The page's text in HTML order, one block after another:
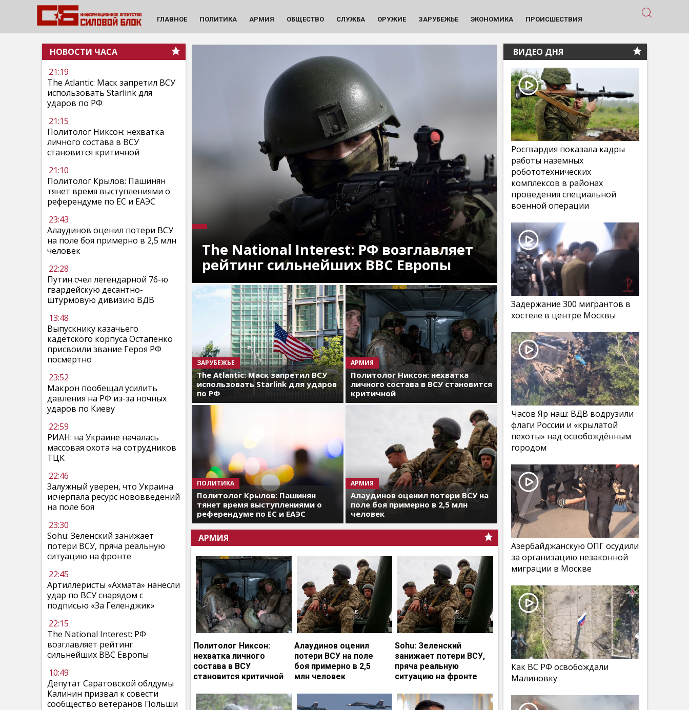
ГЛАВНОЕ ПОЛИТИКА АРМИЯ ОБЩЕСТВО СЛУЖБА ОРУЖИЕ ЗАРУБЕЖЬЕ ЭКОНОМИКА ПРОИСШЕСТВИЯ
НОВОСТИ ЧАСА
21:19
The Atlantic: Маск запретил ВСУ
использовать Starlink для
ударов по РФ
21:15
Политолог Никсон: нехватка
личного состава в ВСУ
становится критичной
21:10
Политолог Крылов: Пашинян
тянет время выступлениями о
референдуме по ЕС и ЕАЭС
23:43
Алаудинов оценил потери ВСУ
на поле боя примерно в 2,5 млн
человек
22:28
Путин счел легендарной 76-ю
гвардейскую десантно-
штурмовую дивизию ВДВ
13:48
Выпускнику казачьего
кадетского корпуса Остапенко
присвоили звание Героя РФ
посмертно
23:52
Макрон пообещал усилить
давления на РФ из-за ночных
ударов по Киеву
22:59
РИАН: на Украине началась
массовая охота на сотрудников
ТЦК
22:46
Залужный уверен, что Украина
исчерпала ресурс нововведений
на поле боя
23:30
Sohu: Зеленский занижает
потери ВСУ, пряча реальную
ситуацию на фронте
22:45
Артиллеристы «Ахмата» нанесли
удар по ВСУ снарядом с
подписью «За Геленджик»
22:15
The National Interest: РФ
возглавляет рейтинг
сильнейших ВВС Европы
10:49
Депутат Саратовской облдумы
Калинин призвал к совести
сообщество ветеранов Польши
The National Interest: РФ возглавляет
рейтинг сильнейших ВВС Европы
ЗАРУБЕЖЬЕ
The Atlantic: Маск запретил ВСУ
использовать Starlink для ударов
по РФ
АРМИЯ
Политолог Никсон: нехватка
личного состава в ВСУ становится
критичной
ПОЛИТИКА
Политолог Крылов: Пашинян
тянет время выступлениями о
референдуме по ЕС и ЕАЭС
АРМИЯ
Алаудинов оценил потери ВСУ на
поле боя примерно в 2,5 млн
человек
АРМИЯ
Политолог Никсон:
нехватка личного
состава в ВСУ
становится критичной
Алаудинов оценил
потери ВСУ на поле
боя примерно в 2,5
млн человек
Sohu: Зеленский
занижает потери ВСУ,
пряча реальную
ситуацию на фронте
ВИДЕО ДНЯ
Росгвардия показала кадры
работы наземных
робототехнических
комплексов в районах
проведения специальной
военной операции
Задержание 300 мигрантов в
хостеле в центре Москвы
Часов Яр наш: ВДВ водрузили
флаги России и «крылатой
пехоты» над освобождённым
городом
Азербайджанскую ОПГ осудили
за организацию незаконной
миграции в Москве
Как ВС РФ освобождали
Малиновку